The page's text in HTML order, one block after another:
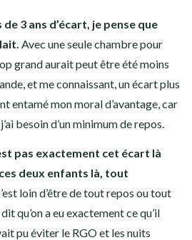
3 ans d’écart, je pense que
Avec une seule chambre pour
grand aurait peut être été moins
et me connaissant, un écart plus
entamé mon moral d’avantage, car
besoin d’un minimum de repos.
pas exactement cet écart là
deux enfants là, tout
loin d’être de tout repos ou tout
qu’on a eu exactement ce qu’il
pu éviter le RGO et les nuits